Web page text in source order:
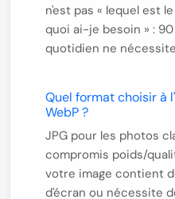
n'est pas « lequel est
quoi ai-je besoin » :
quotidien ne
Quel format choisir à
WebP ?
JPG pour les photos
compromis poids/
votre image contient
d'écran ou nécessite